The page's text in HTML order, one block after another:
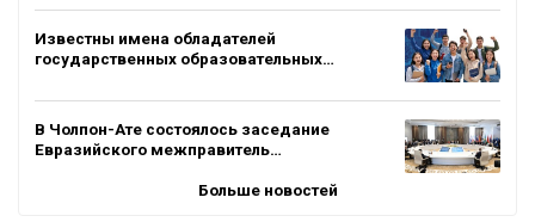
Известны имена обладателей
государственных образовательных…
В Чолпон-Ате состоялось заседание
Евразийского межправитель…
Больше новостей